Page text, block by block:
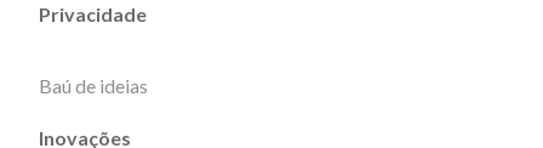
Privacidade
Baú de ideias
Inovações